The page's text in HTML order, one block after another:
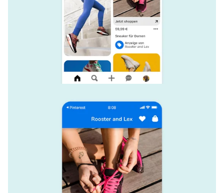
Eine Anzeige von Rooster and Lex mit Mobile Deep-Links